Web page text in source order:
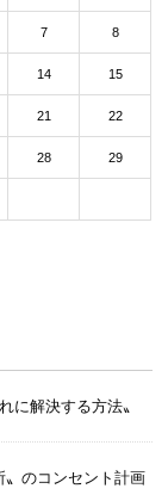
7 8
14 15
21 22
28 29
に解決する方法〟
〟のコンセント計画